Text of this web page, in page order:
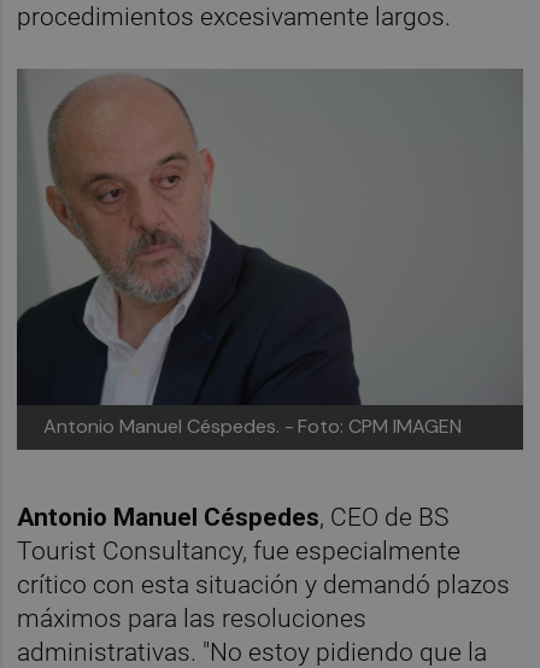
procedimientos excesivamente largos.
Antonio Manuel Céspedes. - Foto: CPM IMAGEN
Antonio Manuel Céspedes, CEO de BS
Tourist Consultancy, fue especialmente
crítico con esta situación y demandó plazos
máximos para las resoluciones
administrativas. "No estoy pidiendo que la